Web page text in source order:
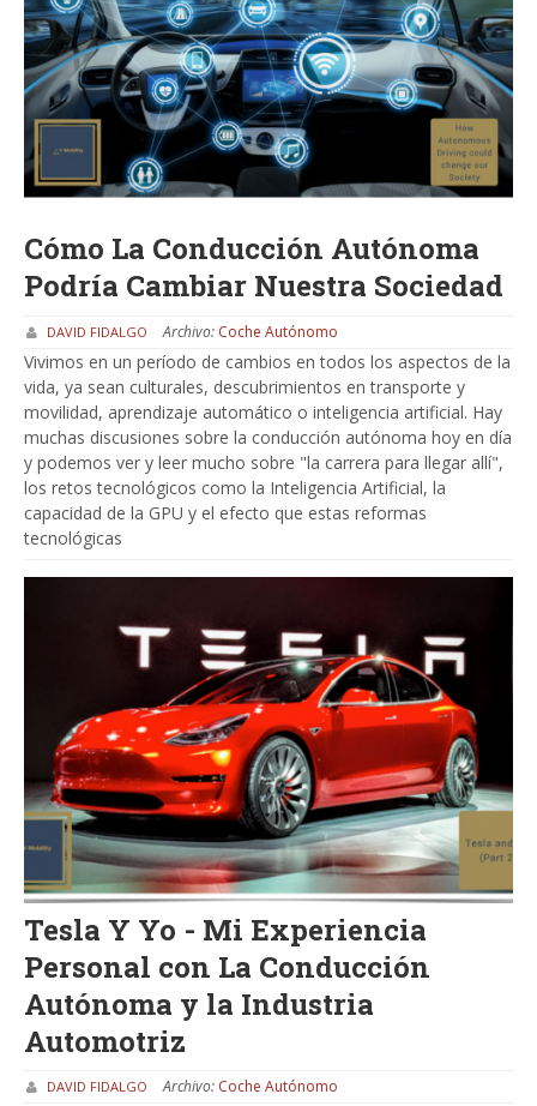
Cómo La Conducción Autónoma
Podría Cambiar Nuestra Sociedad
DAVID FIDALGO Archivo: Coche Autónomo
Vivimos en un período de cambios en todos los aspectos de la
vida, ya sean culturales, descubrimientos en transporte y
movilidad, aprendizaje automático o inteligencia artificial. Hay
muchas discusiones sobre la conducción autónoma hoy en día
y podemos ver y leer mucho sobre "la carrera para llegar allí",
los retos tecnológicos como la Inteligencia Artificial, la
capacidad de la GPU y el efecto que estas reformas
tecnológicas
Tesla Y Yo - Mi Experiencia
Personal con La Conducción
Autónoma y la Industria
Automotriz
DAVID FIDALGO Archivo: Coche Autónomo